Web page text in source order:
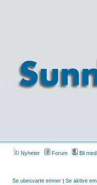
Nyheter Forum Bli
Se ubesvarte emner | Se aktive